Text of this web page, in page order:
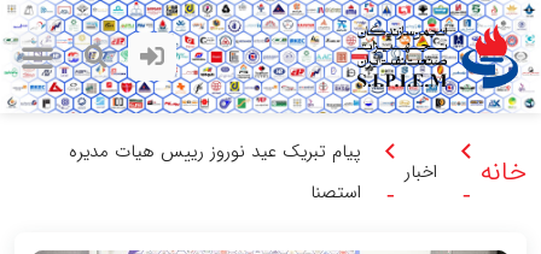
خانه -
اخبار
-
پیام تبریک عید نوروز رییس هیات مدیره
استصنا